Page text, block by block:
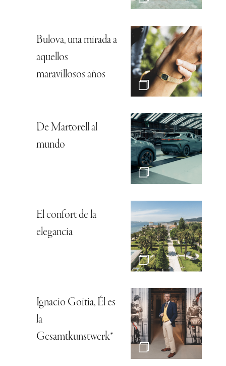
Bulova, una mirada a
aquellos
maravillosos años
De Martorell al
mundo
El confort de la
elegancia
Ignacio Goitia, Él es
la
Gesamtkunstwerk*